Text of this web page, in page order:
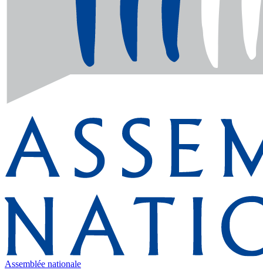
Assemblée nationale